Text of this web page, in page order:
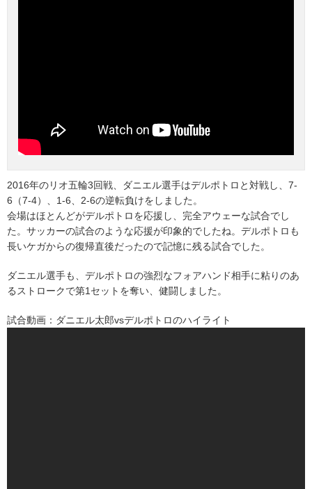
2016年のリオ五輪3回戦、ダニエル選手はデルポトロと対戦し、7‐
6（7‐4）、1‐6、2‐6の逆転負けをしました。
会場はほとんどがデルポトロを応援し、完全アウェーな試合でし
た。サッカーの試合のような応援が印象的でしたね。デルポトロも
長いケガからの復帰直後だったので記憶に残る試合でした。
ダニエル選手も、デルポトロの強烈なフォアハンド相手に粘りのあ
るストロークで第1セットを奪い、健闘しました。
試合動画：ダニエル太郎vsデルポトロのハイライト